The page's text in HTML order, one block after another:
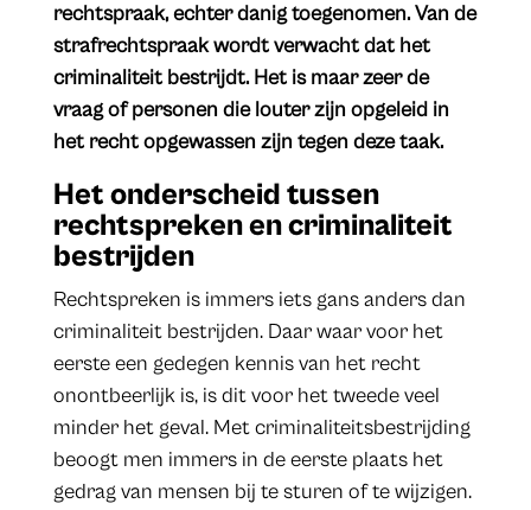
rechtspraak, echter danig toegenomen. Van de
strafrechtspraak wordt verwacht dat het
criminaliteit bestrijdt. Het is maar zeer de
vraag of personen die louter zijn opgeleid in
het recht opgewassen zijn tegen deze taak.
Het onderscheid tussen
rechtspreken en criminaliteit
bestrijden
Rechtspreken is immers iets gans anders dan
criminaliteit bestrijden. Daar waar voor het
eerste een gedegen kennis van het recht
onontbeerlijk is, is dit voor het tweede veel
minder het geval. Met criminaliteitsbestrijding
beoogt men immers in de eerste plaats het
gedrag van mensen bij te sturen of te wijzigen.